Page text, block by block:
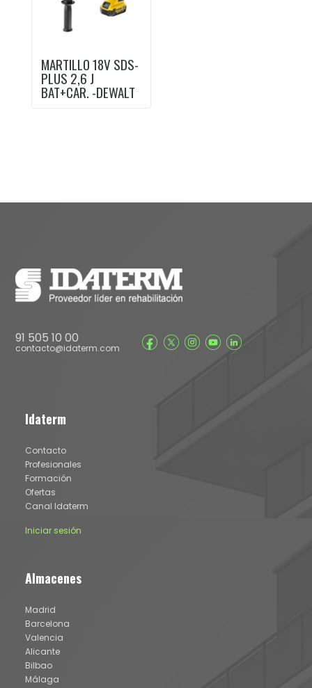
MARTILLO 18V SDS-
PLUS 2,6 J
BAT+CAR. -DEWALT
91 505 10 00
contacto@idaterm.com
Idaterm
Contacto
Profesionales
Formación
Ofertas
Canal Idaterm
Iniciar sesión
Almacenes
Madrid
Barcelona
Valencia
Alicante
Bilbao
Málaga